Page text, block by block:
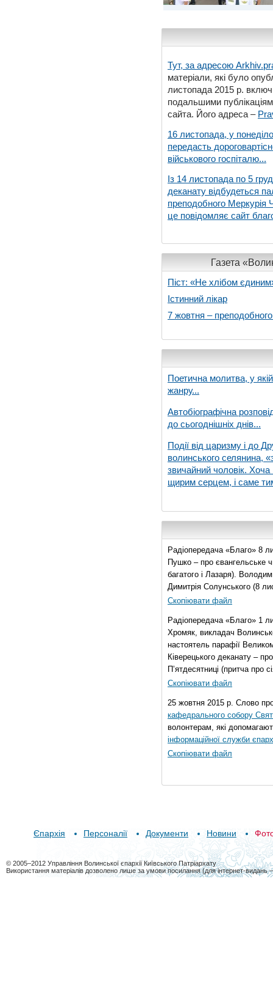
Тут, за адресою
матеріали, які було
листопада 2015 р.
подальшими
сайта. Його адреса –
16 листопада, у
передасть
військового госпіталю...
Із 14 листопада по 5
деканату відбудеться
преподобного Меркурія
це повідомляє сайт
Газета
Піст: «Не хлібом
Істинний лікар
7 жовтня –
Поетична молитва, у
жанру...
Автобіографічна
до сьогоднішніх днів...
Події від царизму і до
волинського селянина,
звичайний чоловік. Хоча
щирим серцем, і саме
Радіопередача «Благо» 8
Пушко – про євангельське
багатого і Лазаря).
Димитрія Солунського (8
Скопіювати файл
Радіопередача «Благо» 1
Хромяк, викладач
настоятель парафії
Ківерецького деканату –
П’ятдесятниці (притча про
Скопіювати файл
25 жовтня 2015 р. Слово
кафедрального собору
волонтерам, які
інформаційної служби
Скопіювати файл
Єпархія Персоналії Документи Новини
© 2005–2012 Управління Волинської єпархії Київського Патріархату
Використання матеріалів дозволено лише за умови посилання (для інтернет-видань